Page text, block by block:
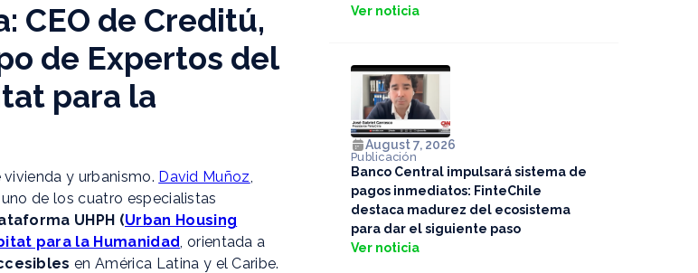
CEO de Creditú,
de Expertos del
para la
y urbanismo. David Muñoz,
de los cuatro especialistas
UHPH (Urban Housing
para la Humanidad, orientada a
en América Latina y el Caribe.
Ver noticia
August 7, 2026
Publicación
Banco Central impulsará sistema de
pagos inmediatos: FinteChile
destaca madurez del ecosistema
para dar el siguiente paso
Ver noticia